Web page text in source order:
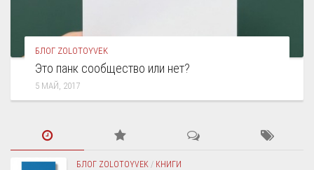
БЛОГ ZOLOTOYVEK
Это панк сообщество или нет?
5 МАЙ, 2017
БЛОГ ZOLOTOYVEK / КНИГИ